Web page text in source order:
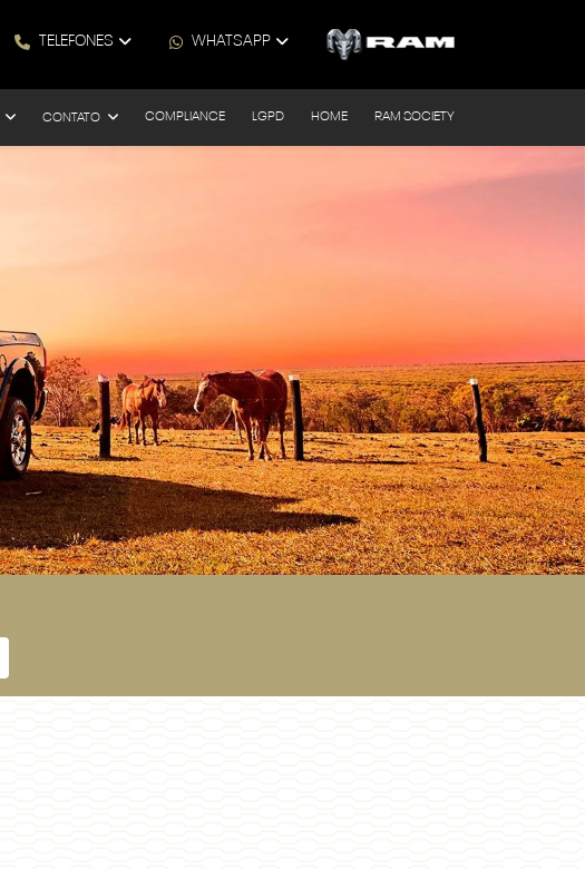
TELEFONES WHATSAPP
CONTATO COMPLIANCE LGPD HOME RAM SOCIETY